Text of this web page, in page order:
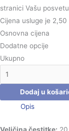
stranici Vašu
Cijena usluge je
Osnovna cijena
Dodatne opcije
Ukupno
Dodaj u
Opis